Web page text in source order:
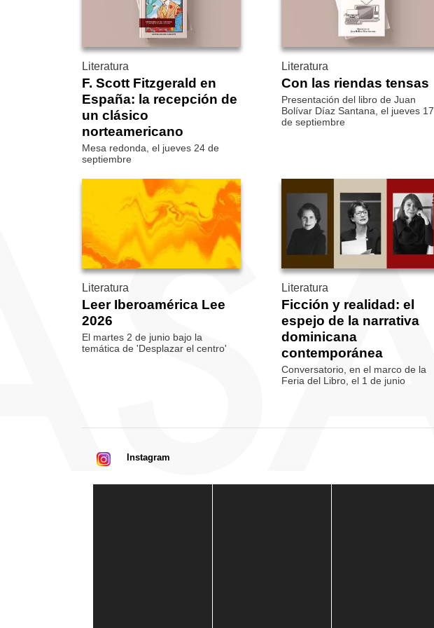
Literatura
F. Scott Fitzgerald en
España: la recepción de
un clásico
norteamericano
Mesa redonda, el jueves 24 de
septiembre
Literatura
Con las riendas tensas
Presentación del libro de Juan
Bolívar Díaz Santana, el jueves 17
de septiembre
Literatura
Leer Iberoamérica Lee
2026
El martes 2 de junio bajo la
temática de 'Desplazar el centro'
Literatura
Ficción y realidad: el
espejo de la narrativa
dominicana
contemporánea
Conversatorio, en el marco de la
Feria del Libro, el 1 de junio
Instagram